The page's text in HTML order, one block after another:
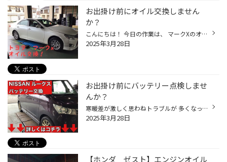
お出掛け前にオイル交換しません
か？
こんにちは！ 今日の作業は、 マークXのオイル交換です！ みなさんはどれくらいで オイル交換をしていますか？ 当店のオイル交換のオススメは 半年もしくは5000キロです。 オイル交換をすると元気に走ってくれるので 定期的に行うのがオススメです！ まず始めに オイルをしっかり抜きます！ オイル...
2025年3月28日
お出掛け前にバッテリー点検しませ
んか？
寒暖差が激しく思わねトラブルが 多くなっています・・・ そう！バッテリー！！ 今回のサービス事例はこちら 《NISSAN ルークス》の バッテリー交換！！ では早速作業へ 今回交換するバッテリーは エコロングセーブの 40B19Lです！ バッテリーを固定している ステーを先に外します。 あとは端子を緩...
2025年3月28日
【ホンダ ゼスト】エンジンオイル